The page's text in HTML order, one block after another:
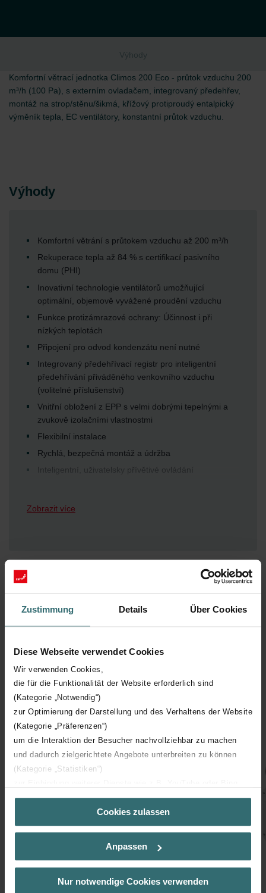
Zustimmung Details Über Cookies
Diese Webseite verwendet Cookies
Wir verwenden Cookies,
die für die Funktionalität der Website erforderlich sind
(Kategorie „Notwendig“)
zur Optimierung der Darstellung und des Verhaltens der Website
(Kategorie „Präferenzen“)
um die Interaktion der Besucher nachvollziehbar zu machen
und dadurch zielgerichtete Angebote unterbreiten zu können
(Kategorie „Statistiken“)
(Kategorie „Marketing“)
Über „Details zeigen“ bzw. die Datenschutzerklärung erhalten
Sie weitere Informationen. Durch die Auswahl der Kategorie
der Auswahl von „Statistiken“ willigen Sie ein, dass wir Ihren
Besuchsverlauf auf unserer Website verwenden, um Ihnen die
bestmögliche Nutzererfahrung zu ermöglichen und Ihnen
Cookies zulassen
Anpassen
Nur notwendige Cookies verwenden
Výhody
Komfortní větrací jednotka Climos 200 Eco - průtok vzduchu 200
m³/h (100 Pa), s externím ovladačem, integrovaný předehřev,
montáž na strop/stěnu/šikmá, křížový protiproudý entalpický
výměník tepla, EC ventilátory, konstantní průtok vzduchu.
Výhody
Komfortní větrání s průtokem vzduchu až 200 m³/h
Rekuperace tepla až 84 % s certifikací pasivního
domu (PHI)
Inovativní technologie ventilátorů umožňující
optimální, objemově vyvážené proudění vzduchu
Funkce protizámrazové ochrany: Účinnost i při
nízkých teplotách
Připojení pro odvod kondenzátu není nutné
Integrovaný předehřívací registr pro inteligentní
předehřívání přiváděného venkovního vzduchu
(volitelné příslušenství)
Vnitřní obložení z EPP s velmi dobrými tepelnými a
zvukově izolačními vlastnostmi
Flexibilní instalace
Rychlá, bezpečná montáž a údržba
Inteligentní, uživatelsky přívětivé ovládání
Automatické ovládání řízené dle časového
Zobrazit více
Ke stažení
Související produkty